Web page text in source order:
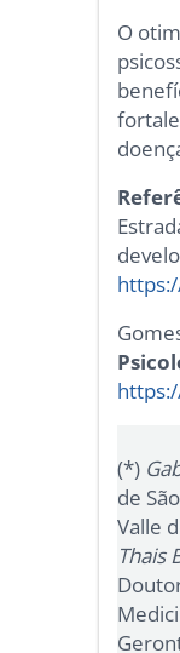
O
(*)
de
Valle
Thais